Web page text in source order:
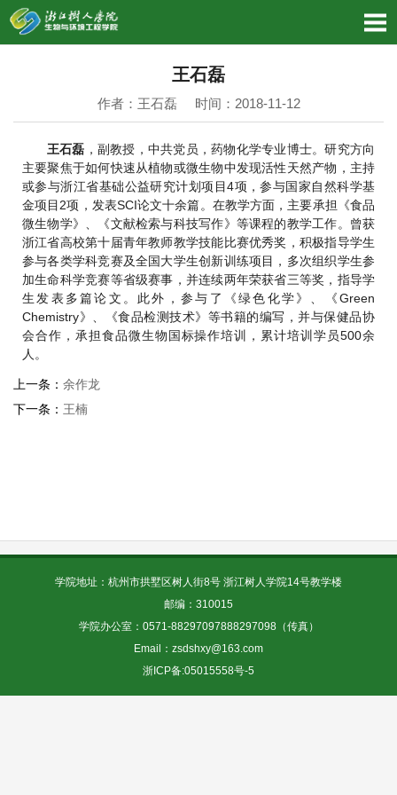
王石磊
作者：王石磊 时间：2018-11-12
王石磊 ，副教授，中共党员，药物化学专业博士。研究方向
主要聚焦于如何快速从植物或微生物中发现活性天然产物，主持
或参与浙江省基础公益研究计划项目4项，参与国家自然科学基
金项目2项，发表SCI论文十余篇。在教学方面，主要承担《食品
微生物学》、《文献检索与科技写作》等课程的教学工作。曾获
浙江省高校第十届青年教师教学技能比赛优秀奖，积极指导学生
参与各类学科竞赛及全国大学生创新训练项目，多次组织学生参
加生命科学竞赛等省级赛事，并连续两年荣获省三等奖，指导学
生发表多篇论文。此外，参与了《绿色化学》、《Green
Chemistry》、《食品检测技术》等书籍的编写，并与保健品协
会合作，承担食品微生物国标操作培训，累计培训学员500余
人。
上一条： 余作龙
下一条： 王楠
学院地址：杭州市拱墅区树人街8号 浙江树人学院14号教学楼
邮编：310015
学院办公室：0571-88297097888297098（传真）
Email：zsdshxy@163.com
浙ICP备:05015558号-5